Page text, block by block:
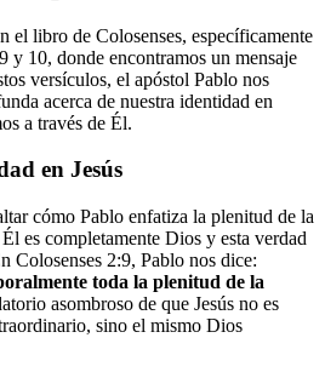
el libro de Colosenses, específicamente
y 10, donde encontramos un mensaje
versículos, el apóstol Pablo nos
acerca de nuestra identidad en
a través de Él.
en Jesús
cómo Pablo enfatiza la plenitud de la
es completamente Dios y esta verdad
Colosenses 2:9, Pablo nos dice:
toda la plenitud de la
asombroso de que Jesús no es
sino el mismo Dios